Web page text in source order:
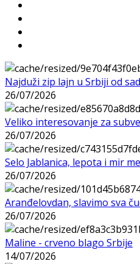
Najduži zip lajn u Srbiji od
26/07/2026
Veliko interesovanje za
26/07/2026
Selo Jablanica, lepota i mir
26/07/2026
Aranđelovdan, slavimo sva
26/07/2026
Maline - crveno blago Srbije
14/07/2026